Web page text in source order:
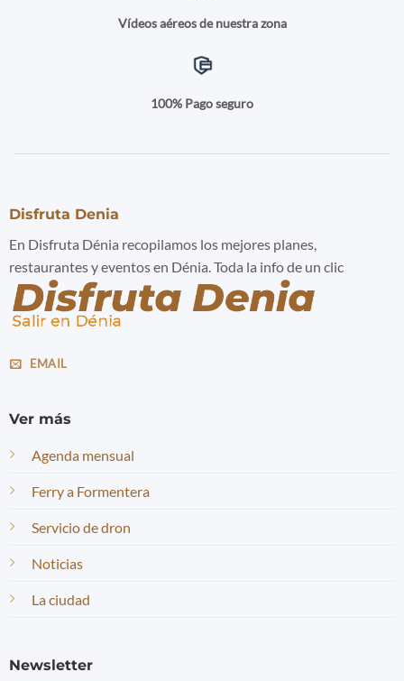
Vídeos aéreos de nuestra zona
100% Pago seguro
Disfruta Denia
En Disfruta Dénia recopilamos los mejores planes,
restaurantes y eventos en Dénia. Toda la info de un clic
EMAIL
Ver más
Agenda mensual
Ferry a Formentera
Servicio de dron
Noticias
La ciudad
Newsletter